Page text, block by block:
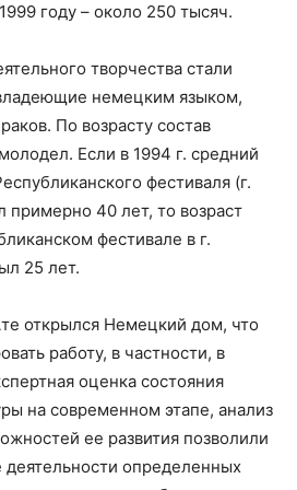
году – около 250 тысяч.
творчества стали
немецким языком,
По возрасту состав
Если в 1994 г. средний
фестиваля (г.
примерно 40 лет, то возраст
фестивале в г.
25 лет.
открылся Немецкий дом, что
работу, в частности, в
оценка состояния
на современном этапе, анализ
ее развития позволили
деятельности определенных